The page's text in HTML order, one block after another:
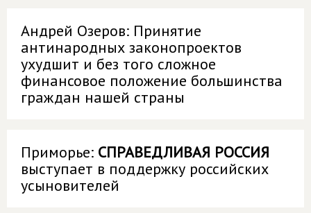
Андрей Озеров: Принятие
антинародных законопроектов
ухудшит и без того сложное
финансовое положение большинства
граждан нашей страны
Приморье: СПРАВЕДЛИВАЯ РОССИЯ
выступает в поддержку российских
усыновителей